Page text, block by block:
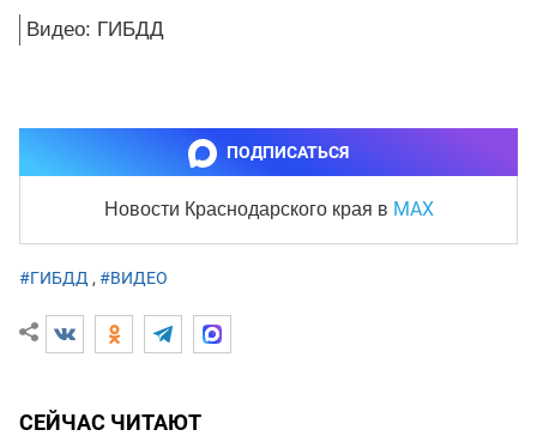
Видео: ГИБДД
ПОДПИСАТЬСЯ
Новости Краснодарского края в MAX
#ГИБДД , #ВИДЕО
СЕЙЧАС ЧИТАЮТ